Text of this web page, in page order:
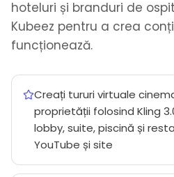
hoteluri și branduri de
Kubeez pentru a crea
funcționează.
Creați tururi virtuale
proprietății folosind Kling
lobby, suite, piscină și
YouTube și site